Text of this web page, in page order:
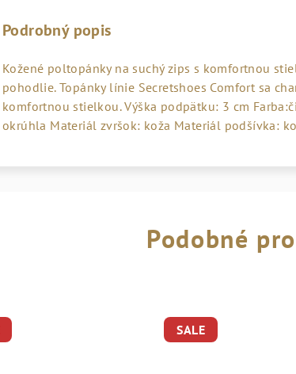
Podrobný popis
Kožené poltopánky na suchý zips s komfortnou
pohodlie. Topánky línie Secretshoes Comfort sa
komfortnou stielkou. Výška podpätku: 3 cm
okrúhla Materiál zvršok: koža Materiál podšívka:
Podobné
SALE